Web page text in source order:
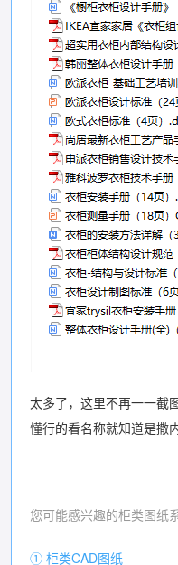
太多了，这里不再一一截
懂行的看名称就知道是撒内
您可能感兴趣的柜类图纸
① 柜类CAD图纸